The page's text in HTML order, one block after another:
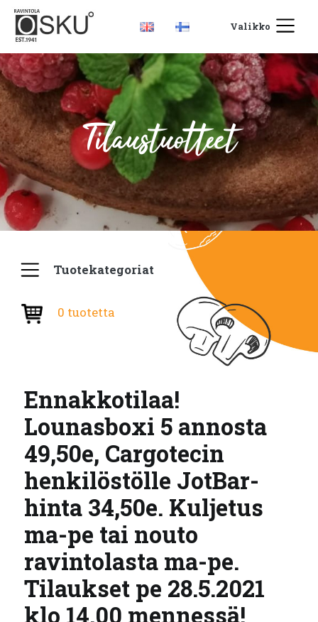
Valikko
Tilaustuotteet
Tuotekategoriat
0 tuotetta
Ennakkotilaa!
Lounasboxi 5 annosta
49,50e, Cargotecin
henkilöstölle JotBar-
hinta 34,50e. Kuljetus
ma-pe tai nouto
ravintolasta ma-pe.
Tilaukset pe 28.5.2021
klo 14.00 mennessä!